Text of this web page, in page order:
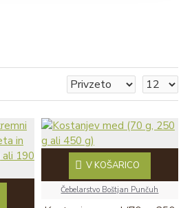
Čebelarstvo Boštjan Punčuh
V KOŠARICO